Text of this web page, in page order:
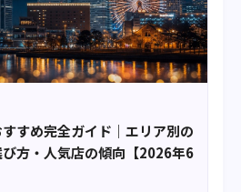
すめ完全ガイド｜エリア別の
方・人気店の傾向【2026年6